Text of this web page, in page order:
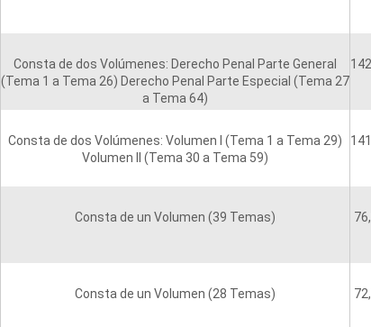
Consta de dos Volúmenes: Derecho Penal Parte General
(Tema 1 a Tema 26) Derecho Penal Parte Especial (Tema 27
a Tema 64)
Consta de dos Volúmenes: Volumen I (Tema 1 a Tema 29)
Volumen II (Tema 30 a Tema 59)
Consta de un Volumen (39 Temas)
Consta de un Volumen (28 Temas)